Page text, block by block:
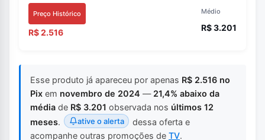
Preço Histórico
R$ 2.516
Médio
R$ 3.201
Esse produto já apareceu por apenas R$ 2.516 no
Pix em novembro de 2024 — 21,4% abaixo da
média de R$ 3.201 observada nos últimos 12
meses. ative o alerta
dessa oferta e
acompanhe outras promoções de TV.